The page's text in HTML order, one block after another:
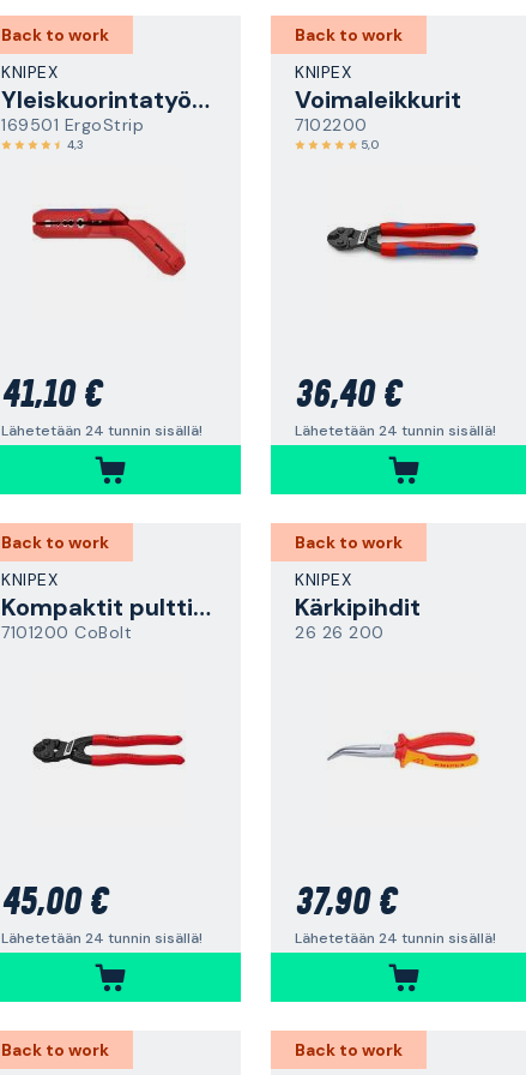
Back to work
KNIPEX
Yleiskuorintatyökalu
169501 ErgoStrip
4,3
41,10 €
Lähetetään 24 tunnin sisällä!
Back to work
KNIPEX
Voimaleikkurit
7102200
5,0
36,40 €
Lähetetään 24 tunnin sisällä!
Back to work
KNIPEX
Kompaktit pulttisakset
7101200 CoBolt
45,00 €
Lähetetään 24 tunnin sisällä!
Back to work
KNIPEX
Kärkipihdit
26 26 200
37,90 €
Lähetetään 24 tunnin sisällä!
Back to work
Back to work